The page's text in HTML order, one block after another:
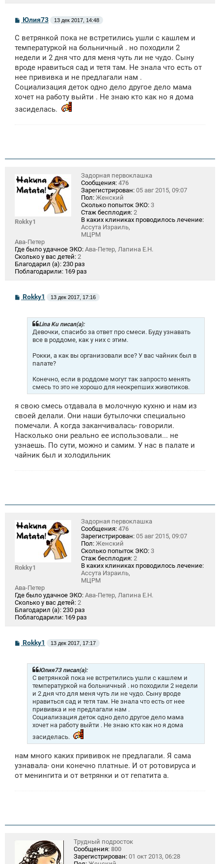
С
б
щ
н
и
Юлия73 13 дек 2017, 14:48
С ветрянкой пока не встретились ушли с кашлем и
температуркой на больничный . но походили 2
недели и 2 дня что для меня чуть ли не чудо. Сыну
вроде нравиться сад и тетя там. Не знала что есть от
нее прививка и не предлагали нам .
Социализация деток одно дело другое дело мама
хочет на работу выйти . Не знаю кто как но я дома
засиделась.
Rokky1
Задорная первоклашка
Сообщения: 476
Зарегистрирован: 05 авг 2015, 09:07
Пол: Женский
Сколько попыток ЭКО: 3
Стаж бесплодия: 2
В каких клиниках проводилось лечение:
Ассута Израиль,
МЦРМ
Ава-Петер
Где было удачное ЭКО: Ава-Петер, Лапина Е.Н.
Сколько у вас детей: 2
Благодарил (а): 230 раз
Поблагодарили: 169 раз
С
о
Rokky1 13 дек 2017, 17:16
Lina Ku писал(а):
Девочки, спасибо за ответ про смеси. Буду узнавать
все в роддоме, как у них с этим.
Рокки, а как вы организовали все? У вас чайник был в
палате?
Конечно, если в роддоме могут так запросто менять
смесь то это не хорошо для неокрепших животиков.
я свою смесь отдавала в молочную кухню и нам из
своей делали. Они наши бутылочки специально
помечали. А когда заканчивалась- говорили.
Насколько они реально ее использовали... не
узнаешь. По сути, можно и самим. У нас в палате и
чайник был и холодильник
Rokky1
Задорная первоклашка
Сообщения: 476
Зарегистрирован: 05 авг 2015, 09:07
Пол: Женский
Сколько попыток ЭКО: 3
Стаж бесплодия: 2
В каких клиниках проводилось лечение:
Ассута Израиль,
МЦРМ
Ава-Петер
Где было удачное ЭКО: Ава-Петер, Лапина Е.Н.
Сколько у вас детей: 2
Благодарил (а): 230 раз
Поблагодарили: 169 раз
СRokky1 13 дек 2017, 17:17
Юлия73 писал(а):
С ветрянкой пока не встретились ушли с кашлем и
температуркой на больничный . но походили 2 недели
и 2 дня что для меня чуть ли не чудо. Сыну вроде
нравиться сад и тетя там. Не знала что есть от нее
прививка и не предлагали нам .
Социализация деток одно дело другое дело мама
хочет на работу выйти . Не знаю кто как но я дома
засиделась.
нам много каких прививок не предлагали. Я сама
узнавала- они конечно платные. И от ротовируса и
от менингита и от ветрянки и от гепатита а.
Трудный подросток
Сообщения: 800
Зарегистрирован: 01 окт 2013, 06:28